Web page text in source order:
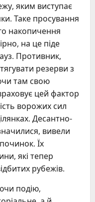
яким виступає
Таке просування
накопичення
на це піде
Противник,
резерви з
там свою
цей фактор
ворожих сил
Десантно-
вивели
Їх
які тепер
рубежів.
подію,